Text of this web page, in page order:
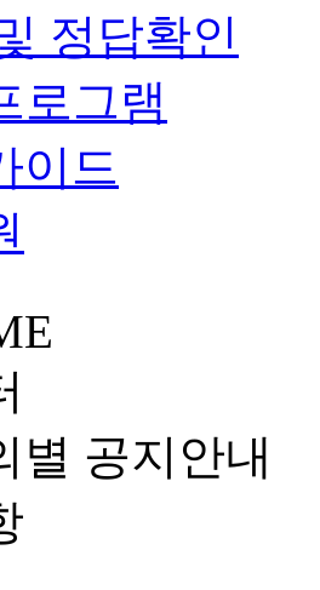
정답확인
로그램
이드
별 공지안내